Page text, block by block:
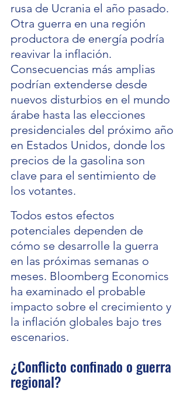
rusa de Ucrania el año pasado.
Otra guerra en una región
productora de energía podría
reavivar la inflación.
Consecuencias más amplias
podrían extenderse desde
nuevos disturbios en el mundo
árabe hasta las elecciones
presidenciales del próximo año
en Estados Unidos, donde los
precios de la gasolina son
clave para el sentimiento de
los votantes.
Todos estos efectos
potenciales dependen de
cómo se desarrolle la guerra
en las próximas semanas o
meses. Bloomberg Economics
ha examinado el probable
impacto sobre el crecimiento y
la inflación globales bajo tres
escenarios.
¿Conflicto confinado o guerra
regional?